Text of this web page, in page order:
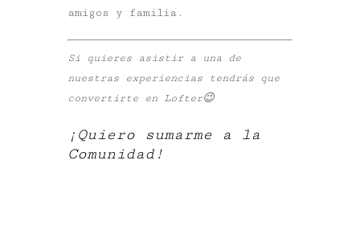
amigos y familia.
Si quieres asistir a una de
nuestras experiencias tendrás que
convertirte en Lofter😉
¡Quiero sumarme a la
Comunidad!